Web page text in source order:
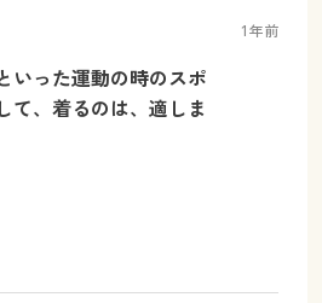
1年前
いった運動の時のスポ
て、着るのは、適しま